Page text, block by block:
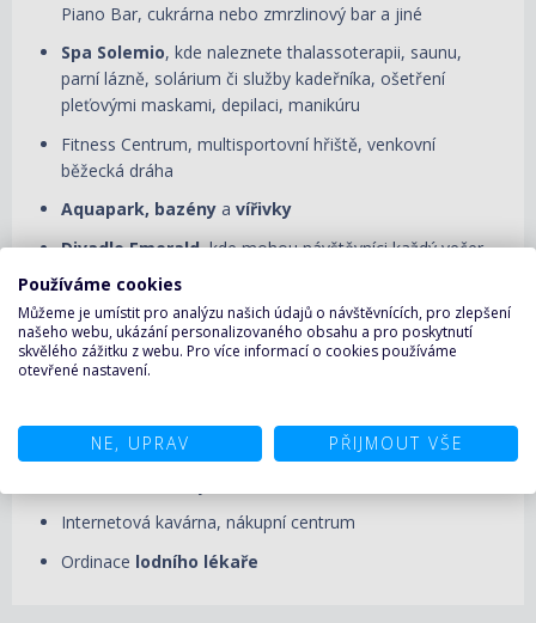
Piano Bar, cukrárna nebo zmrzlinový bar a jiné
Spa Solemio, kde naleznete thalassoterapii, saunu,
parní lázně, solárium či služby kadeřníka, ošetření
pleťovými maskami, depilaci, manikúru
Fitness Centrum, multisportovní hřiště, venkovní
běžecká dráha
Aquapark, bazény a vířivky
Divadlo Emerald, kde mohou návštěvníci každý večer
shlédnout velkolepé představení, ať už muzikál,
komediální show, akrobatické vystoupení, hry a mnoho
dalšího
4D kino, kasino , diskotéka
Peppa Pig AreaaSquok Club pro všechny věkové
Internetová kavárna, nákupní centrum
Ordinace lodního lékaře
Používáme cookies
Můžeme je umístit pro analýzu našich údajů o návštěvnících, pro zlepšení
našeho webu, ukázání personalizovaného obsahu a pro poskytnutí
skvělého zážitku z webu. Pro více informací o cookies používáme
otevřené nastavení.
NE, UPRAV PŘIJMOUT VŠE